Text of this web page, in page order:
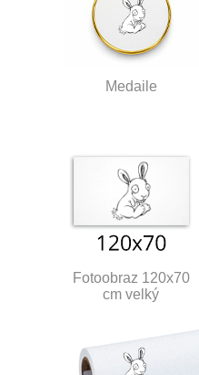
Medaile
Fotoobraz 120x70
cm velký